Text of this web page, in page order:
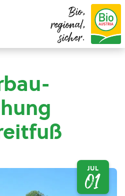
Bio,
regional,
sicher.
JUL
01